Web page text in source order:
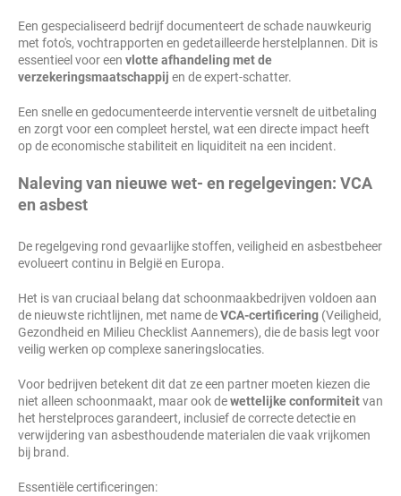
Een gespecialiseerd bedrijf documenteert de schade nauwkeurig
met foto's, vochtrapporten en gedetailleerde herstelplannen. Dit is
essentieel voor een vlotte afhandeling met de
verzekeringsmaatschappij en de expert-schatter.
Een snelle en gedocumenteerde interventie versnelt de uitbetaling
en zorgt voor een compleet herstel, wat een directe impact heeft
op de economische stabiliteit en liquiditeit na een incident.
Naleving van nieuwe wet- en regelgevingen: VCA
en asbest
De regelgeving rond gevaarlijke stoffen, veiligheid en asbestbeheer
evolueert continu in België en Europa.
Het is van cruciaal belang dat schoonmaakbedrijven voldoen aan
de nieuwste richtlijnen, met name deVCA-certificering (Veiligheid,
Gezondheid en Milieu Checklist Aannemers), die de basis legt voor
veilig werken op complexe saneringslocaties.
Voor bedrijven betekent dit dat ze een partner moeten kiezen die
niet alleen schoonmaakt, maar ook dewettelijke conformiteitvan
het herstelproces garandeert, inclusief de correcte detectie en
verwijdering van asbesthoudende materialen die vaak vrijkomen
bij brand.
Essentiële certificeringen: